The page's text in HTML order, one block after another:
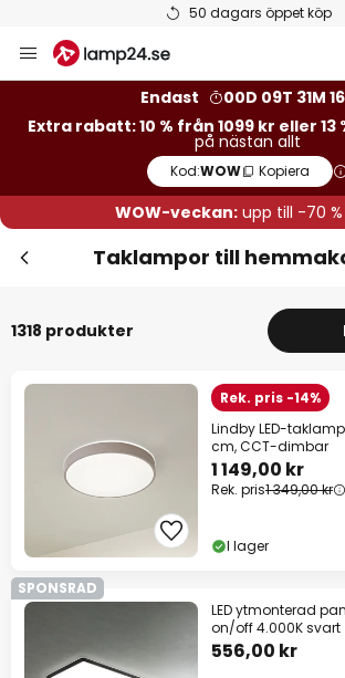
Betygsatt som 'Bra' på
Hoppa
till
Endast
00D 09T 31M
Extra rabatt: 10 % från 1099 kr eller 13
på nästan allt
Kod:WOW Kopiera
WOW-veckan:upp till -70 %
Taklampor till
1318 produkter
Rek. pris -14%
Lindby LED-
cm, CCT-dimbar
1 149,00 kr
Rek. pris1 349,00 kr
I lager
SPONSRAD
LED ytmonterad
on/off 4.000K svart
556,00 kr
Extra rabatt
13 % rabattfrån 1799
10 % rabattfrån
Kopiera